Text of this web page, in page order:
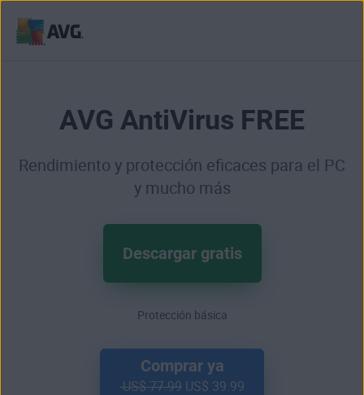
AVG AntiVirus FREE
Rendimiento y protección eficaces para el PC
y mucho más
Descargar gratis
Protección básica
Comprar ya
US$ 77.99 US$ 39.99